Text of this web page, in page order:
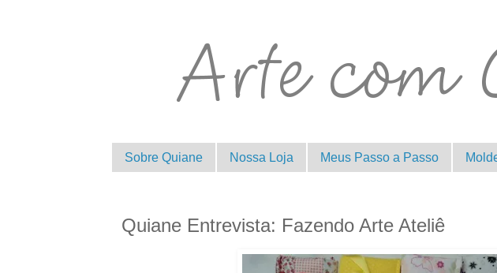
Sobre Quiane Nossa Loja Meus Passo a Passo
Quiane Entrevista: Fazendo Arte Ateliê